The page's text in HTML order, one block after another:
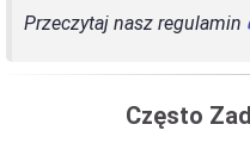
Przeczytaj nasz regulamin
Często